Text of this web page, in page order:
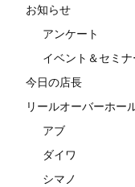
お知らせ
アンケート
イベント＆セミ
今日の店長
リールオーバーホー
アブ
ダイワ
シマノ